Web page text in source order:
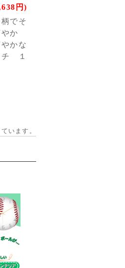
円)
でそ
か
かな
チ １
います。